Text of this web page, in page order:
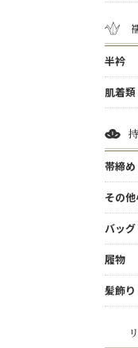
半衿
肌着類
帯締
その
バッグ
履物
髪飾り